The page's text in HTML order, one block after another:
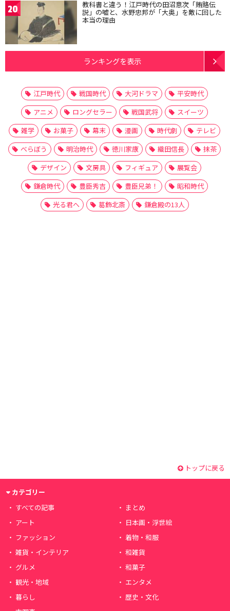
20 教科書と違う！江戸時代の田沼意次「賄賂伝
説」の嘘と、水野忠邦が「大奥」を敵に回した
本当の理由
ランキングを表示
江戸時代 戦国時代 大河ドラマ
平安時代
アニメ
ロングセラー 戦国武将
スイーツ
雑学
お菓子 幕末 漫画 時代劇
テレビ
べらぼう
明治時代 徳川家康 織田信長
抹茶
デザイン
文房具 フィギュア
展覧会
鎌倉時代
豊臣秀吉 豊臣兄弟！
昭和時代
光る君へ
葛飾北斎 鎌倉殿の13人
トップに戻る
カテゴリー
すべての記事
まとめ
アート
日本画・浮世絵
ファッション
着物・和服
雑貨・インテリア
和雑貨
グルメ
和菓子
観光・地域
エンタメ
暮らし
歴史・文化